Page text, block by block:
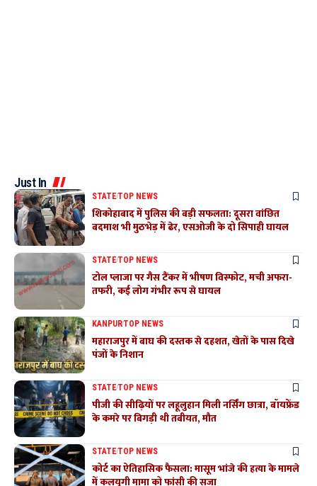
Just In
STATETOP NEWS
शिकोहाबाद में पुलिस की बड़ी सफलता: दूसरा वांछित
बदमाश भी मुठभेड़ में ढेर, एसओजी के दो सिपाही घायल
STATETOP NEWS
टोल प्लाजा पर गैस टैंकर में भीषण विस्फोट, मची अफरा-
तफरी, कई लोग गंभीर रूप से घायल
KANPURTOP NEWS
महाराजपुर में बाघ की दस्तक से दहशत, खेतों के पास दिखे
पंजों के निशान
STATETOP NEWS
पीजी की सीढ़ियों पर लहूलुहान मिली नर्सिंग छात्रा, बॉयफ्रेंड
के कमरे पर बिगड़ी थी तबीयत, मौत
STATETOP NEWS
कोर्ट का ऐतिहासिक फैसला: मासूम भांजे की हत्या के मामले
में कलयुगी मामा को फांसी की सजा